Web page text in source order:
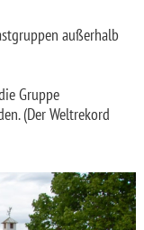
außerhalb
Gruppe
(Der Weltrekord